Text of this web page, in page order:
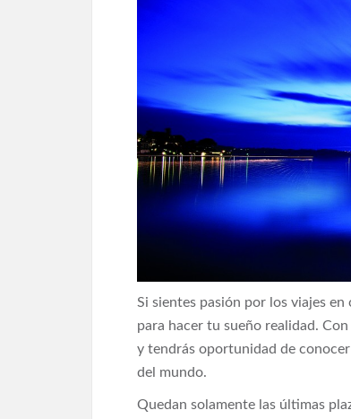
Si sientes pasión por los viajes
para hacer tu sueño realidad. Con
y tendrás oportunidad de
del mundo.
Quedan solamente las últimas